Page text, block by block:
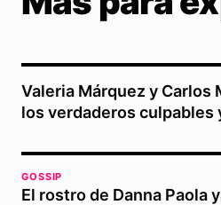
Valeria Márquez y Carlos
los verdaderos culpables
GOSSIP
El rostro de Danna Paola